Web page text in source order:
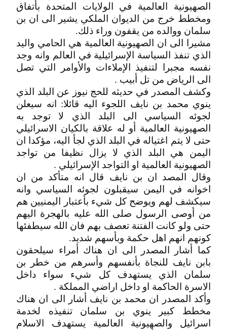
الصهيونية العالمية في الولايات المتحدة بأتفاق
ومخطط خرج من الديوان الملكي يشير الى ان بن
سلمان ووالده من يقفون وراء ذلك.
مشيرا الى ان الصهيونية العالمية هي الحامي واليد
الذي تنفذ السياسة الإسرائيلية في العالم وانه وجد
نفسه مجبرا لتنفيذ الإملاءات والأوامر التي تصل
الى الرياض من تل أبيب .
وكشف المصدر في حديثه للحج نيوز عن البلد الذي
ينوي محمد بن نايف اللجوء اليه قائلا: انه سيعلن
لجوئه السياسي الى البلد الذي لا توجد به
الصهيونية العالمية أو له علاقة بالكيان الاسرائيلي
حتى لا يتم اغتياله في البلد الذي لجأ اليه، مؤكدا ان
اليمن هي البلد الذي لا يزال نظيفا من تواجد
الصهيونية العالمية او التواجد الإسرائيلي .
وقال المصد ان بن نايف قال انه متأكد من ان
اخوانه في اليمن سيقبلون لجوئه السياسي وانه
سيكشف لهم ويوضح كل شيء بأعتبار اليمنيين هم
من أوصى الرسول صلى الله عليه بالهجرة اليهم
حتى ولو كانت الفتنة تعصف بهم فان الله سيطفئها
كونهم انهم اهل حكمة وبأسهم شديد.
كما أشار المصدر الى ان هناك أمراء سيلحقون
بابن نايف للنجاة بأنفسهم وأسرهم من خطر بن
سلمان الذي يستهدف كل شيء سواء داخل
الاسرة الحاكمة او داخل اراضي المملكة .
وأكد المصدر ان محمد بن نايف أشار الى ان هناك
مخطط كبير ينوي بن سلمان تنفيذه لخدمة
اسرائيل والصهيونية العالمية يستهدف الاسلام